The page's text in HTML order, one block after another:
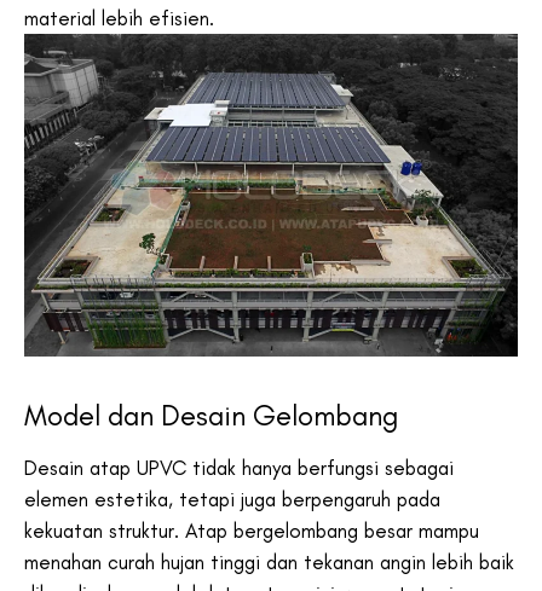
material lebih efisien.
Model dan Desain Gelombang
Desain atap UPVC tidak hanya berfungsi sebagai
elemen estetika, tetapi juga berpengaruh pada
kekuatan struktur. Atap bergelombang besar mampu
menahan curah hujan tinggi dan tekanan angin lebih baik